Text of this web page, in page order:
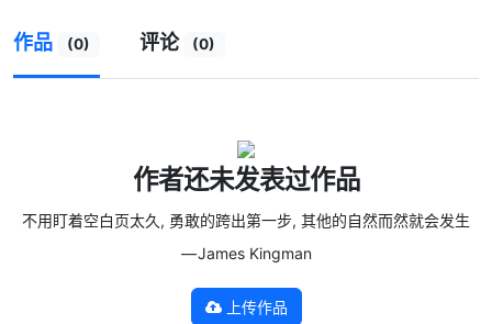
作品 (0) 评论 (0)
作者还未发表过作品
不用盯着空白页太久, 勇敢的跨出第一步, 其他的自然而然就会发生
— James Kingman
上传作品